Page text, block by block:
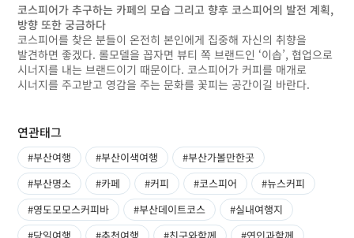
코스피어가 추구하는 카페의 모습 그리고 향후 코스피어의 발전 계획,
방향 또한 궁금하다
코스피어를 찾은 분들이 온전히 본인에게 집중해 자신의 취향을
발견하면 좋겠다. 롤모델을 꼽자면 뷰티 쪽 브랜드인 ‘이솝’, 협업으로
시너지를 내는 브랜드이기 때문이다. 코스피어가 커피를 매개로
시너지를 주고받고 영감을 주는 문화를 꽃피는 공간이길 바란다.
연관태그
#부산여행 #부산이색여행
#부산가볼만한곳
#부산명소
#카페 #커피 #코스피어
#뉴스커피
#영도모모스커피바
#부산데이트코스
#실내여행지